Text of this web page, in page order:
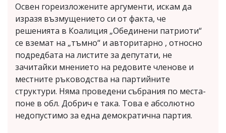
Освен гореизложените аргументи, искам да
изразя възмущението си от факта, че
решенията в Коалиция „Обединени патриоти“
се вземат на „тъмно“ и авторитарно , относно
подредбата на листите за депутати, не
зачитайки мнението на редовите членове и
местните ръководства на партийните
структури. Няма проведени събрания по места-
поне в обл. Добрич е така. Това е абсолютно
недопустимо за една демократична партия.